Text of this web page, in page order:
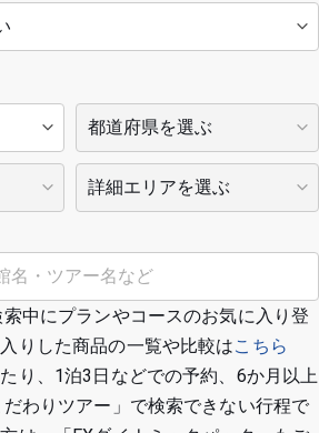
中にプランやコースのお気に入り登
りした商品の一覧や比較はこちら
り、1泊3日などでの予約、6か月以上
わりツアー」で検索できない行程で